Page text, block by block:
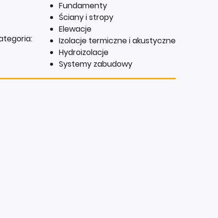
Fundamenty
Ściany i stropy
Elewacje
Izolacje termiczne i akustyczne
Hydroizolacje
Systemy zabudowy